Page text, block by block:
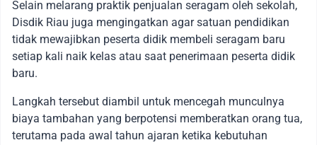
Selain melarang praktik penjualan seragam oleh sekolah,
Disdik Riau juga mengingatkan agar satuan pendidikan
tidak mewajibkan peserta didik membeli seragam baru
setiap kali naik kelas atau saat penerimaan peserta didik
baru.
Langkah tersebut diambil untuk mencegah munculnya
biaya tambahan yang berpotensi memberatkan orang tua,
terutama pada awal tahun ajaran ketika kebutuhan